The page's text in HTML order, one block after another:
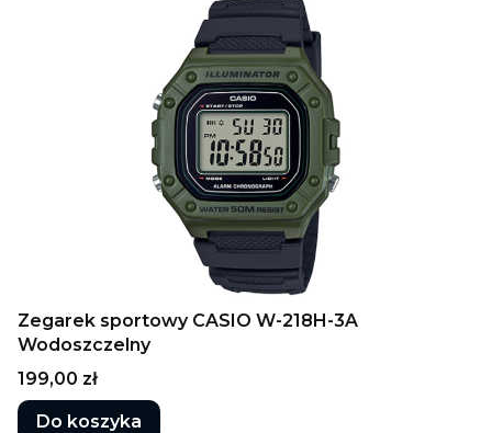
Zegarek sportowy CASIO W-218H-3A
Wodoszczelny
Cena
199,00 zł
Do koszyka